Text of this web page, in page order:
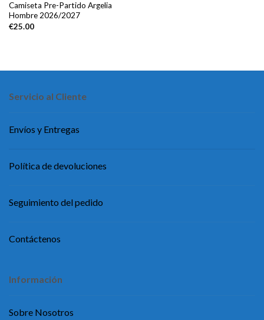
Camiseta Pre-Partido Argelia
Hombre 2026/2027
€25.00
Servicio al Cliente
Envíos y Entregas
Política de devoluciones
Seguimiento del pedido
Contáctenos
Información
Sobre Nosotros